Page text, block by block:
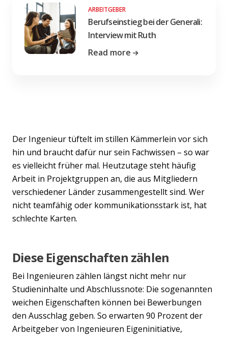
ARBEITGEBER
Berufseinstieg bei der Generali:
Interview mit Ruth
Read more
Der Ingenieur tüftelt im stillen Kämmerlein vor sich
hin und braucht dafür nur sein Fachwissen – so war
es vielleicht früher mal. Heutzutage steht häufig
Arbeit in Projektgruppen an, die aus Mitgliedern
verschiedener Länder zusammengestellt sind. Wer
nicht teamfähig oder kommunikationsstark ist, hat
schlechte Karten.
Diese Eigenschaften zählen
Bei Ingenieuren zählen längst nicht mehr nur
Studieninhalte und Abschlussnote: Die sogenannten
weichen Eigenschaften können bei Bewerbungen
den Ausschlag geben. So erwarten 90 Prozent der
Arbeitgeber von Ingenieuren Eigeninitiative,